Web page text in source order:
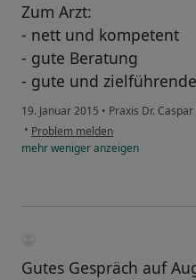
Zum Arzt:
- nett und kompetent
- gute Beratung
- gute und
19. Januar 2015 • Praxis Dr.
• Problem melden
mehrwenigeranzeigen
Gutes Gespräch auf